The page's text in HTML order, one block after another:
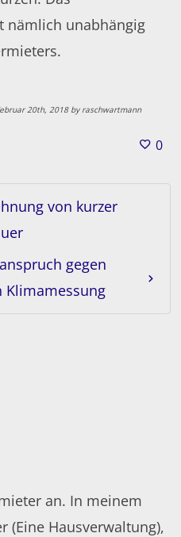
nämlich unabhängig
20th, 2018by raschwartmann
0
von kurzer
gegen
Klimamessung
an. In meinem
(Eine Hausverwaltung),